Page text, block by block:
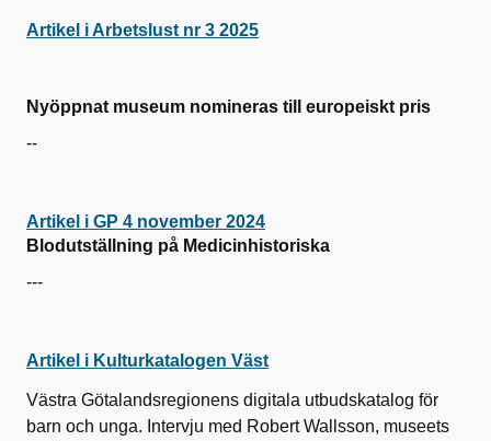
Artikel i Arbetslust nr 3 2025
Nyöppnat museum nomineras till europeiskt pris
--
Artikel i GP 4 november 2024
Blodutställning på Medicinhistoriska
---
Artikel i Kulturkatalogen Väst
Västra Götalandsregionens digitala utbudskatalog för
barn och unga. Intervju med Robert Wallsson, museets